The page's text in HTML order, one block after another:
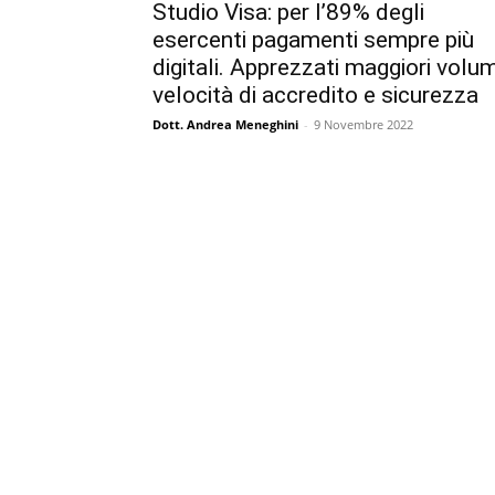
Studio Visa: per l’89% degli
esercenti pagamenti sempre più
digitali. Apprezzati maggiori
velocità di accredito e sicurezza
Dott. Andrea Meneghini - 9 Novembre 2022